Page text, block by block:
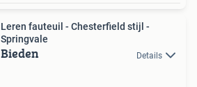
Leren fauteuil - Chesterfield stijl -
Springvale
Bieden Details